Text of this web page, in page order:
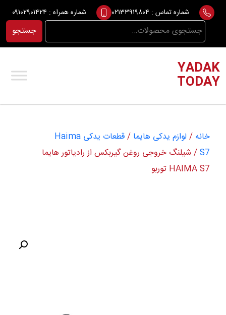
Skip
content
شماره تماس : ۰۲۱۳۳۹۱۹۸۰۴ شماره همراه : ۰۹۱۰۲۹۰۱۴۲۴
جستجو
برای:
جستجو
YADAK
TODAY
خانه / لوازم یدکی هایما /
قطعات یدکی Haima
S7/ شیلنگ خروجی روغن گیربکس از رادیاتور هایما
HAIMA S7 توربو